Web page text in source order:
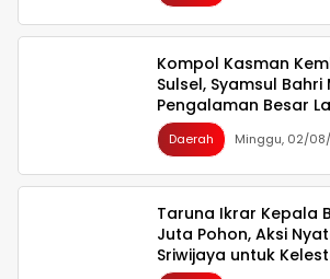
Kompol Kasman
Sulsel, Syamsul Bahri
Pengalaman Besar
Memimpin
Daerah Minggu, 02/
Taruna Ikrar Kepala
Juta Pohon, Aksi
Sriwijaya untuk